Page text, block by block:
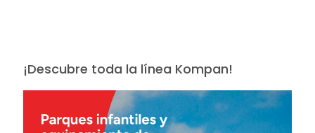
¡Descubre toda la línea Kompan!